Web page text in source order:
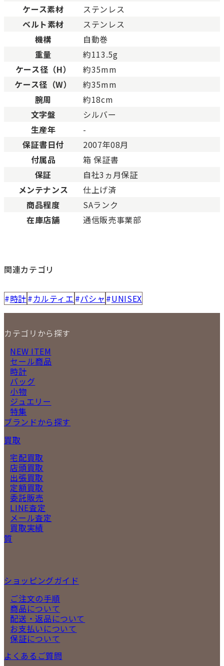
BCランクとても使用感のある商品。
Cランク 色濃く使用感があり、傷や
ケース素材
ステンレス
ベルト素材
ステンレス
機構
自動巻
重量
約113.5g
ケース径（H）
約35mm
ケース径（W）
約35mm
腕周
約18cm
文字盤
シルバー
生産年
-
保証書日付
2007年08月
付属品
箱 保証書
保証
自社3ヵ月保証
メンテナンス
仕上げ済
商品程度
SAランク
在庫店舗
通信販売事業部
関連カテゴリ
時計 カルティエ パシャ UNISEX
カテゴリから探す
NEW ITEM
セール商品
時計
バッグ
小物
ジュエリー
特集
ブランドから探す
買取
宅配買取
店頭買取
出張買取
定額買取
委託販売
LINE査定
メール査定
買取実績
質
ショッピングガイド
ご注文の手順
商品について
配送・返品について
お支払いについて
保証について
よくあるご質問